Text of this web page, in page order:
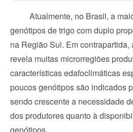
Atualmente, no Brasil, a
genótipos de trigo com duplo
na Região Sul. Em
revela muitas microrregiões
características edafoclimáticas
poucos genótipos são indicados
sendo crescente a necessidade
dos produtores quanto à